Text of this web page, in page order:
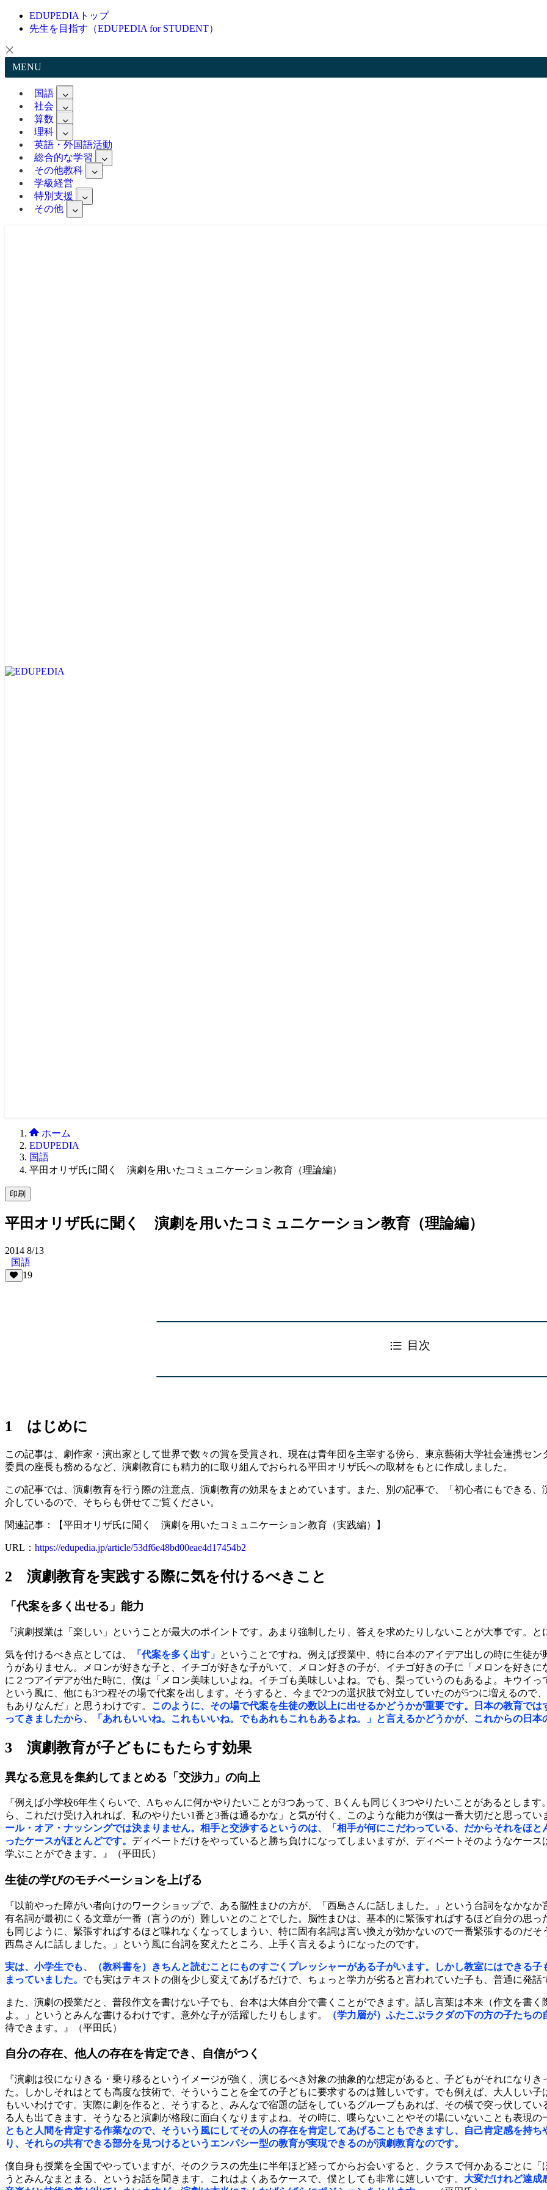
EDUPEDIAトップ
先生を目指す（EDUPEDIA for STUDENT）
MENU
国語
社会
算数
理科
英語・外国語活動
総合的な学習
その他教科
学級経営
特別支援
その他
ホーム
EDUPEDIA
国語
平田オリザ氏に聞く 演劇を用いたコミュニケーション教育（理論編）
印刷
平田オリザ氏に聞く 演劇を用いたコミュニケーション教育（理論編）
2014 8/13
国語
19
目次
1 はじめに
この記事は、劇作家・演出家として世界で数々の賞を受賞され、現在は青年団を主宰する傍ら、東京藝術大学社会連携セ
委員の座長も務めるなど、演劇教育にも精力的に取り組んでおられる平田オリザ氏への取材をもとに作成しました。
この記事では、演劇教育を行う際の注意点、演劇教育の効果をまとめています。また、別の記事で、「初心者にもできる
介しているので、そちらも併せてご覧ください。
関連記事：【平田オリザ氏に聞く 演劇を用いたコミュニケーション教育（実践編）】
URL： https://edupedia.jp/article/53df6e48bd00eae4d17454b2
2 演劇教育を実践する際に気を付けるべきこと
「代案を多く出せる」能力
『演劇授業は「楽しい」ということが最大のポイントです。あまり強制したり、答えを求めたりしないことが大事です。
気を付けるべき点としては、 「代案を多く出す」 ということですね。例えば授業中、特に台本のアイデア出しの時に生徒
うがありません。メロンが好きな子と、イチゴが好きな子がいて、メロン好きの子が、イチゴ好きの子に「メロンを好き
に２つアイデアが出た時に、僕は「メロン美味しいよね。イチゴも美味しいよね。でも、梨っていうのもあるよ。キウイ
という風に、他にも3つ程その場で代案を出します。そうすると、今まで2つの選択肢で対立していたのが5つに増えるので
もありなんだ」と思うわけです。 このように、その場で代案を生徒の数以上に出せるかどうかが重要です。日本の教育で
ってきましたから、「あれもいいね。これもいいね。でもあれもこれもあるよね。」と言えるかどうかが、これからの日
3 演劇教育が子どもにもたらす効果
異なる意見を集約してまとめる「交渉力」の向上
『例えば小学校6年生くらいで、Aちゃんに何かやりたいことが3つあって、Bくんも同じく3つやりたいことがあるとしま
ら、これだけ受け入れれば、私のやりたい1番と3番は通るかな」と気が付く、このような能力が僕は一番大切だと思ってい
ール・オア・ナッシングでは決まりません。相手と交渉するというのは、「相手が何にこだわっている、だからそれをほ
ったケースがほとんどです。 ディベートだけをやっていると勝ち負けになってしまいますが、ディベートそのようなケー
学ぶことができます。』（平田氏）
生徒の学びのモチベーションを上げる
『以前やった障がい者向けのワークショップで、ある脳性まひの方が、「西島さんに話しました。」という台詞をなかな
有名詞が最初にくる文章が一番（言うのが）難しいとのことでした。脳性まひは、基本的に緊張すればするほど自分の思
も同じように、緊張すればするほど喋れなくなってしまうい、特に固有名詞は言い換えが効かないので一番緊張するのだ
西島さんに話しました。」という風に台詞を変えたところ、上手く言えるようになったのです。
実は、小学生でも、（教科書を）きちんと読むことにものすごくプレッシャーがある子がいます。しかし教室にはできる
まっていました。 でも実はテキストの側を少し変えてあげるだけで、ちょっと学力が劣ると言われていた子も、普通に発
また、演劇の授業だと、普段作文を書けない子でも、台本は大体自分で書くことができます。話し言葉は本来（作文を書
よ。」というとみんな書けるわけです。意外な子が活躍したりもします。
（学力層が）ふたこぶラクダの下の方の子たち
待できます。』（平田氏）
自分の存在、他人の存在を肯定でき、自信がつく
『演劇は役になりきる・乗り移るというイメージが強く、演じるべき対象の抽象的な想定があると、子どもがそれになり
た。しかしそれはとても高度な技術で、そういうことを全ての子どもに要求するのは難しいです。でも例えば、大人しい
もいいわけです。実際に劇を作ると、そうすると、みんなで宿題の話をしているグループもあれば、その横で突っ伏して
る人も出てきます。そうなると演劇が格段に面白くなりますよね。その時に、喋らないことやその場にいないことも表現
ともと人間を肯定する作業なので、そういう風にしてその人の存在を肯定してあげることもできますし、自己肯定感を持
り、それらの共有できる部分を見つけるというエンパシー型の教育が実現できるのが演劇教育なのです。
僕自身も授業を全国でやっていますが、そのクラスの先生に半年ほど経ってからお会いすると、クラスで何かあるごとに
うとみんなまとまる、というお話を聞きます。これはよくあるケースで、僕としても非常に嬉しいです。 大変だけれど達成